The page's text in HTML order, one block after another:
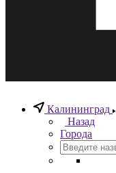
Калининград
Назад
Города